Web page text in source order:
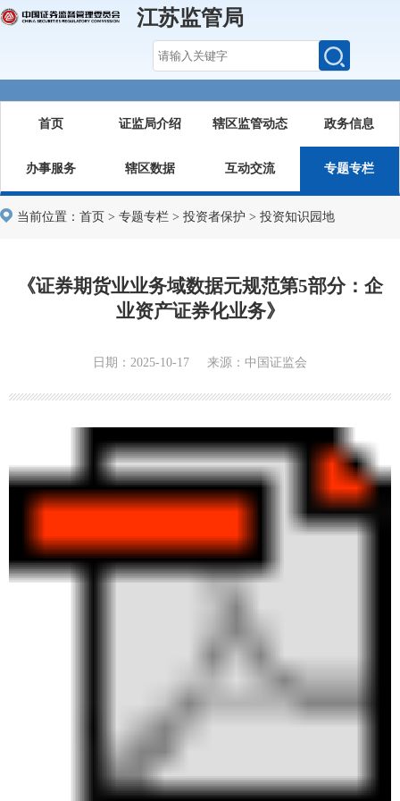
江苏监管局
首页 证监局介绍 辖区监管动态 政务信息
办事服务 辖区数据 互动交流 专题专栏
当前位置： 首页 > 专题专栏 > 投资者保护 > 投资知识园地
《证券期货业业务域数据元规范第5部分：企
业资产证券化业务》
日期：2025-10-17 来源：中国证监会